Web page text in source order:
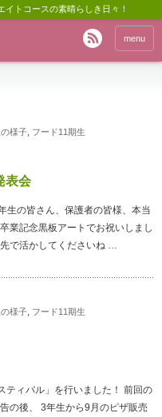
トコースの素晴らしき日々！
menu
様子 フード11期生
表会
生の皆さん、保護者の皆様、本当
業記念黒板アートでお祝いしまし
で活かしてくださいね …
様子 フード11期生
ティバル」を行いました！ 前回の
の後、 3年生から9月のピザ販売